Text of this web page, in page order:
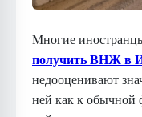
Многие
получить ВНЖ в
недооценивают
ней как к обычной